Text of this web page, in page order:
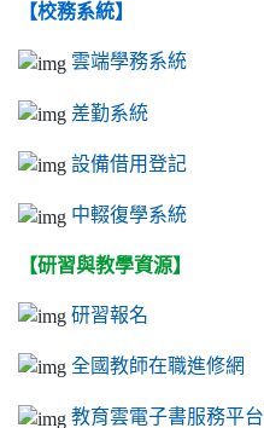
【校務系統】
雲端學務系統
差勤系統
設備借用登記
中輟復學系統
【研習與教學資源】
研習報名
全國教師在職進修網
教育雲電子書服務平台